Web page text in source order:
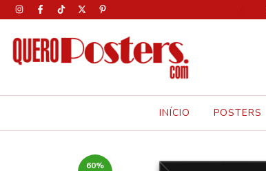
em todos os pôsteres com o cupom: FERIAS30 🚨
INÍCIO POSTERS
60%